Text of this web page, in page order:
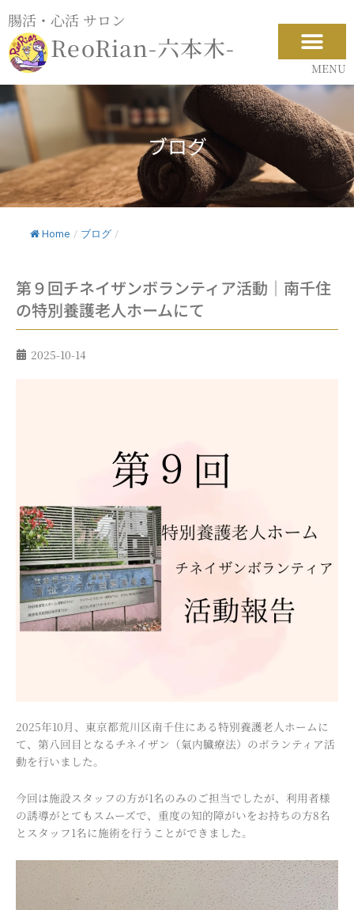
容
を
ス
プ
腸活・心活 サロン
ReoRian-六本木-
MENU
ブログ
Home / ブログ /
第９回チネイザンボランティア活動｜南千住
の特別養護老人ホームにて
2025-10-14
2025年10月、東京都荒川区南千住にある特別養護老人ホームに
て、第八回目となるチネイザン（氣内臓療法）のボランティア活
動を行いました。
今回は施設スタッフの方が1名のみのご担当でしたが、利用者様
の誘導がとてもスムーズで、重度の知的障がいをお持ちの方8名
とスタッフ1名に施術を行うことができました。